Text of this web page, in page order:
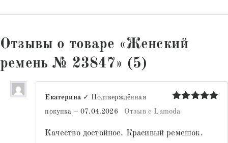
Отзывы о товаре «Женский
ремень № 23847» (5)
Оценка
из 5
Екатерина ✓ Подтверждённая
покупка – 07.04.2026 Отзыв с Lamoda
Качество достойное. Красивый ремешок.